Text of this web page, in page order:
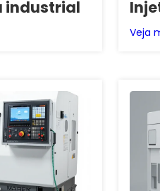
industrial
Veja